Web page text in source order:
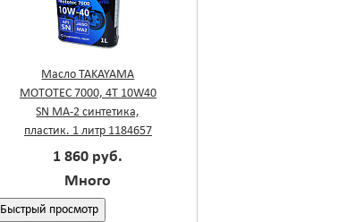
Масло TAKAYAMA
MOTOTEC 7000, 4T 10W40
SN MA-2 синтетика,
пластик. 1 литр 1184657
1 860 руб.
Много
Быстрый просмотр